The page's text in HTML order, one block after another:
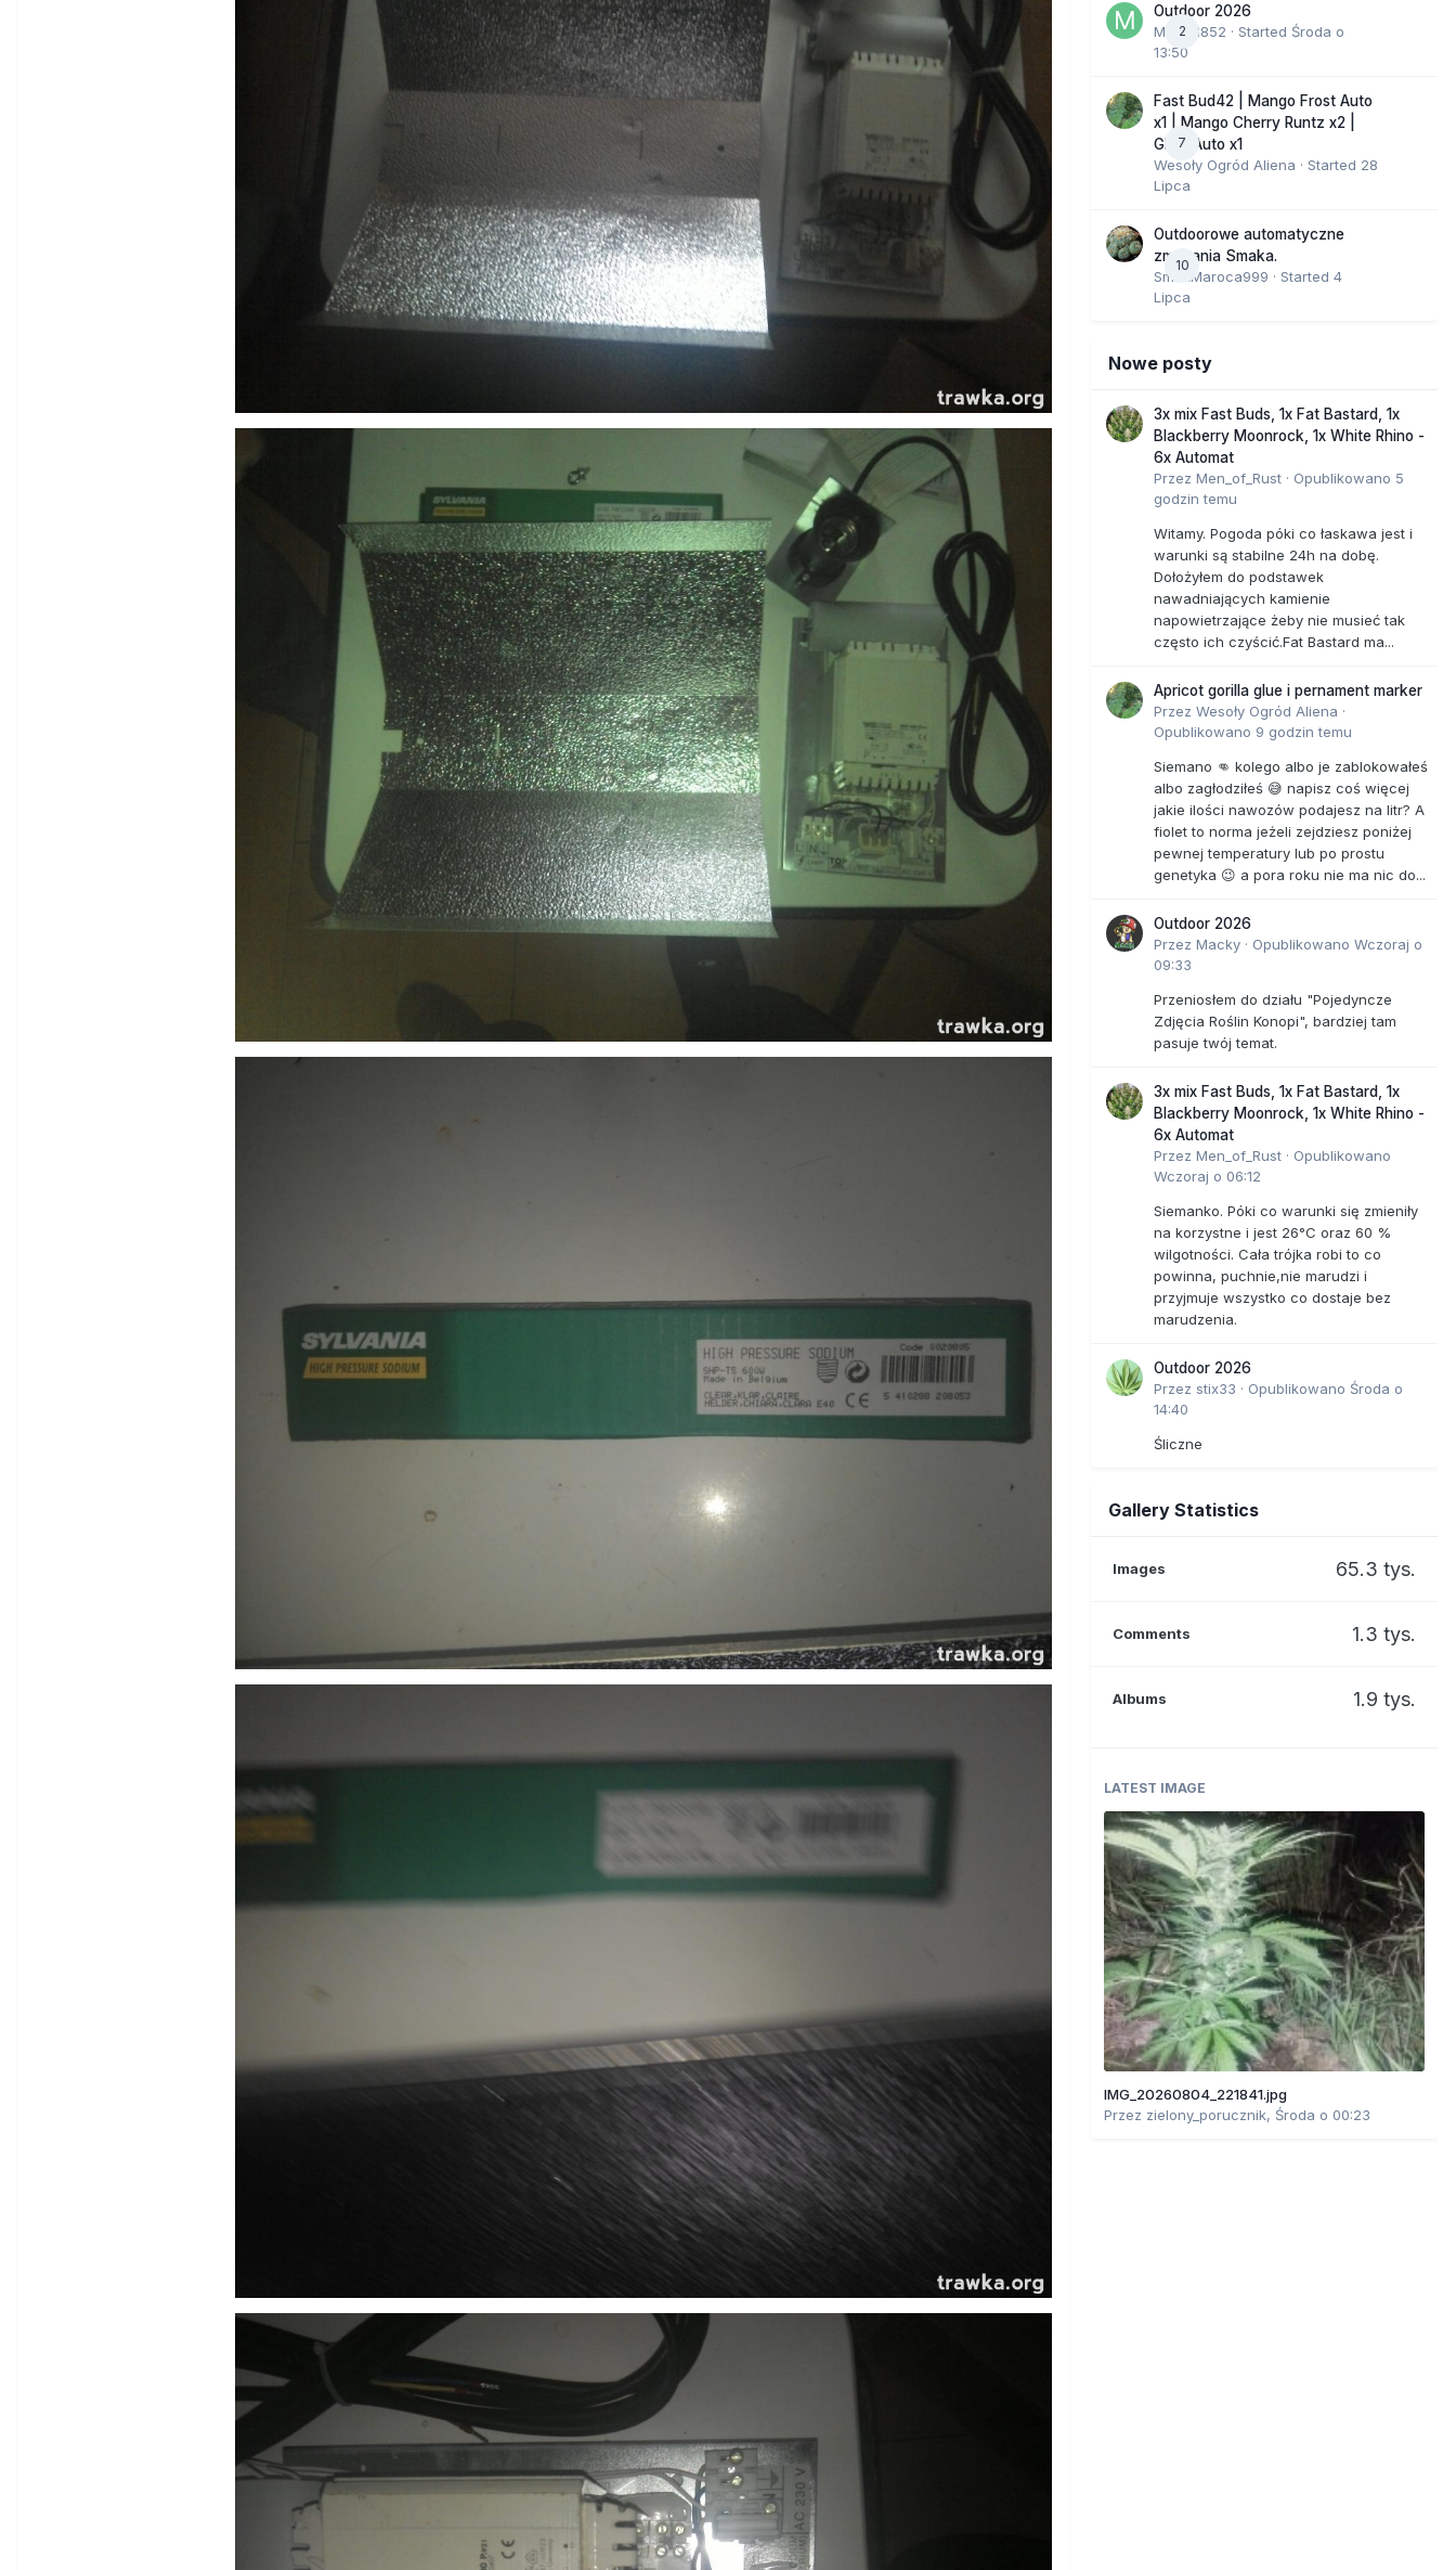
2
Outdoor 2026
Marcel852 · Started Środa o
13:50
7
Fast Bud42 | Mango Frost Auto
x1 | Mango Cherry Runtz x2 |
GMO Auto x1
Wesoły Ogród Aliena · Started 28
Lipca
10
Outdoorowe automatyczne
zmagania Smaka.
SmakMaroca999 · Started 4
Lipca
Nowe posty
3x mix Fast Buds, 1x Fat Bastard, 1x
Blackberry Moonrock, 1x White Rhino -
6x Automat
Przez Men_of_Rust · Opublikowano 5
godzin temu
Witamy. Pogoda póki co łaskawa jest i
warunki są stabilne 24h na dobę.
Dołożyłem do podstawek
nawadniających kamienie
napowietrzające żeby nie musieć tak
często ich czyścić.Fat Bastard ma...
Apricot gorilla glue i pernament marker
Przez Wesoły Ogród Aliena ·
Opublikowano 9 godzin temu
Siemano 👊 kolego albo je zablokowałeś
albo zagłodziłeś 😅 napisz coś więcej
jakie ilości nawozów podajesz na litr? A
fiolet to norma jeżeli zejdziesz poniżej
pewnej temperatury lub po prostu
genetyka 😉 a pora roku nie ma nic do...
Outdoor 2026
Przez Macky · Opublikowano Wczoraj o
09:33
Przeniosłem do działu "Pojedyncze
Zdjęcia Roślin Konopi", bardziej tam
pasuje twój temat.
3x mix Fast Buds, 1x Fat Bastard, 1x
Blackberry Moonrock, 1x White Rhino -
6x Automat
Przez Men_of_Rust · Opublikowano
Wczoraj o 06:12
Siemanko. Póki co warunki się zmieniły
na korzystne i jest 26°C oraz 60 %
wilgotności. Cała trójka robi to co
powinna, puchnie,nie marudzi i
przyjmuje wszystko co dostaje bez
marudzenia.
Outdoor 2026
Przez stix33 · Opublikowano Środa o
14:40
Śliczne
Gallery Statistics
Images 65.3 tys.
Comments 1.3 tys.
Albums 1.9 tys.
LATEST IMAGE
IMG_20260804_221841.jpg
Przez zielony_porucznik, Środa o 00:23